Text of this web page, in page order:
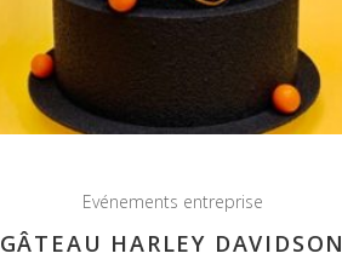
Evénements entreprise
GÂTEAU HARLEY DAVIDSON